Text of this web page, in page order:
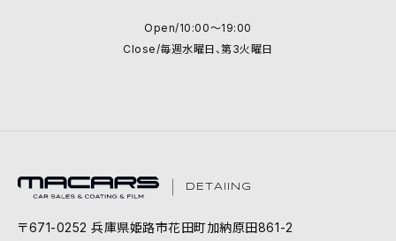
Open/10:00～19:00
Close/毎週水曜日、第3火曜日
DETAIING
〒671-0252 兵庫県姫路市花田町加納原田861-2